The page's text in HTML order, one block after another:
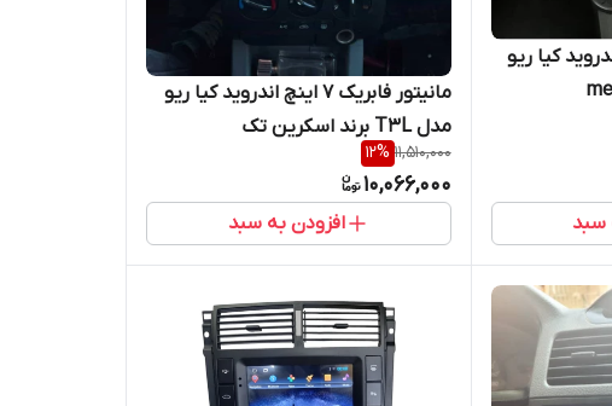
۷ اینچ اندروید کیا ریو
سبد
مانیتور فابریک ۷ اینچ اندروید کیا ریو
مدل T3L برند اسکرین تک
11,510,000
12%
10,066,000
افزودن به سبد